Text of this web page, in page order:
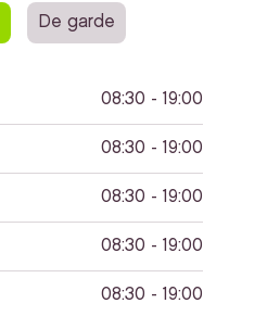
De garde
08:30 - 19:00
08:30 - 19:00
08:30 - 19:00
08:30 - 19:00
08:30 - 19:00